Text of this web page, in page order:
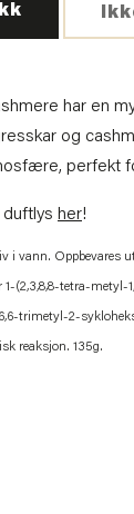
har en
og
perfekt
duftlys her!
i vann. Oppbevares
(2,3,8,8-tetra-metyl-
trimetyl-2-
reaksjon. 135g.